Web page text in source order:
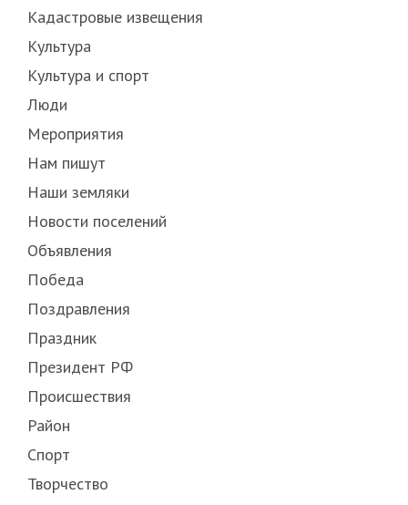
Кадастровые извещения
Культура
Культура и спорт
Люди
Мероприятия
Нам пишут
Наши земляки
Новости поселений
Объявления
Победа
Поздравления
Праздник
Президент РФ
Происшествия
Район
Спорт
Творчество